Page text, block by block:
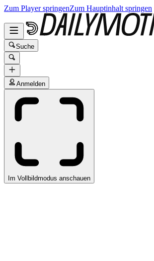
Zum Player springenZum Hauptinhalt springen
Suche
Anmelden
Im Vollbildmodus anschauen